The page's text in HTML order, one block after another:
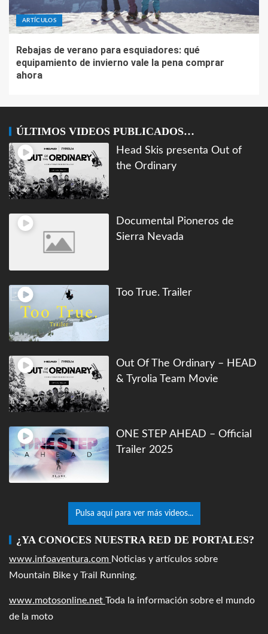
ARTÍCULOS
Rebajas de verano para esquiadores: qué
equipamiento de invierno vale la pena comprar
ahora
ÚLTIMOS VIDEOS PUBLICADOS…
Head Skis presenta Out of
the Ordinary
Documental Pioneros de
Sierra Nevada
Too True. Trailer
Out Of The Ordinary – HEAD
& Tyrolia Team Movie
ONE STEP AHEAD – Official
Trailer 2025
Pulsa aquí para ver más videos...
¿YA CONOCES NUESTRA RED DE PORTALES?
www.infoaventura.com Noticias y artículos sobre
Mountain Bike y Trail Running.
www.motosonline.net Toda la información sobre el mundo
de la moto